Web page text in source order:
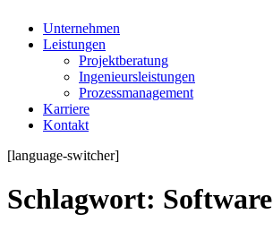
Unternehmen
Leistungen
Projektberatung
Ingenieursleistungen
Prozessmanagement
Karriere
Kontakt
[language-switcher]
Schlagwort: Software